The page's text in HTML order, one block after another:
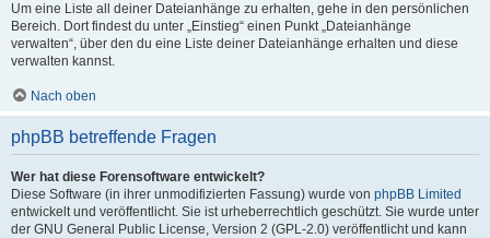
Um eine Liste all deiner Dateianhänge zu erhalten, gehe in den persönlichen
Bereich. Dort findest du unter „Einstieg“ einen Punkt „Dateianhänge
verwalten“, über den du eine Liste deiner Dateianhänge erhalten und diese
verwalten kannst.
Nach oben
phpBB betreffende Fragen
Wer hat diese Forensoftware entwickelt?
Diese Software (in ihrer unmodifizierten Fassung) wurde von phpBB Limited
entwickelt und veröffentlicht. Sie ist urheberrechtlich geschützt. Sie wurde unter
der GNU General Public License, Version 2 (GPL-2.0) veröffentlicht und kann